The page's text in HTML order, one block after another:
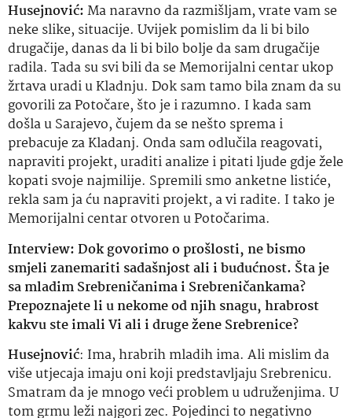
Husejnović:Ma naravno da razmišljam, vrate vam se
neke slike, situacije. Uvijek pomislim da li bi bilo
drugačije, danas da li bi bilo bolje da sam drugačije
radila. Tada su svi bili da se Memorijalni centar ukop
žrtava uradi u Kladnju. Dok sam tamo bila znam da su
govorili za Potočare, što je i razumno. I kada sam
došla u Sarajevo, čujem da se nešto sprema i
prebacuje za Kladanj. Onda sam odlučila reagovati,
napraviti projekt, uraditi analize i pitati ljude gdje žele
kopati svoje najmilije. Spremili smo anketne listiće,
rekla sam ja ću napraviti projekt, a vi radite. I tako je
Memorijalni centar otvoren u Potočarima.
Interview: Dok govorimo o prošlosti, ne bismo
smjeli zanemariti sadašnjost ali i budućnost. Šta je
sa mladim Srebreničanima i Srebreničankama?
Prepoznajete li u nekome od njih snagu, hrabrost
kakvu ste imali Vi ali i druge žene Srebrenice?
Husejnović: Ima, hrabrih mladih ima. Ali mislim da
više utjecaja imaju oni koji predstavljaju Srebrenicu.
Smatram da je mnogo veći problem u udruženjima. U
tom grmu leži najgori zec. Pojedinci to negativno